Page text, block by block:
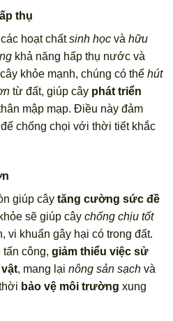
thụ
hoạt chấtsinh học và hữu
khả năng hấp thụ nước và
khỏe mạnh, chúng có thể hút
từ đất, giúp cây phát triển
mập mạp. Điều này đảm
để chống chọi với thời tiết khắc
giúp cây tăng cường sức đề
sẽ giúp cây chống chịu tốt
vi khuẩn gây hại có trong đất.
công, giảm thiểu việc sử
, mang lại nông sản sạch và
bảo vệ môi trường xung